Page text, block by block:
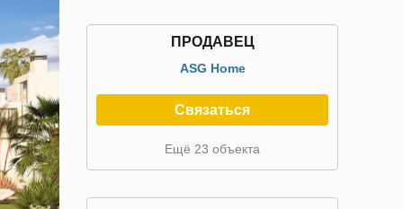
ПРОДАВЕЦ
ASG Home
Связаться
Ещё 23 объекта